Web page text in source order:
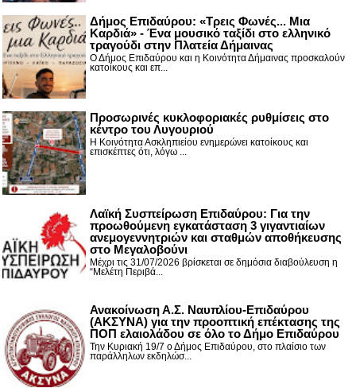
Δήμος Επιδαύρου: «Τρεις Φωνές... Μια
Καρδιά» - Ένα μουσικό ταξίδι στο ελληνικό
τραγούδι στην Πλατεία Δήμαινας
Ο Δήμος Επιδαύρου και η Κοινότητα Δήμαινας προσκαλούν
κατοίκους και επ...
Προσωρινές κυκλοφοριακές ρυθμίσεις στο
κέντρο του Λυγουριού
Η Κοινότητα Ασκληπιείου ενημερώνει κατοίκους και
επισκέπτες ότι, λόγω ...
Λαϊκή Συσπείρωση Επιδαύρου: Για την
προωθούμενη εγκατάσταση 3 γιγαντιαίων
ανεμογεννητριών και σταθμών αποθήκευσης
στο Μεγαλοβούνι
Μέχρι τις 31/07/2026 βρίσκεται σε δημόσια διαβούλευση η
“Μελέτη Περιβά...
Ανακοίνωση Α.Σ. Ναυπλίου-Επιδαύρου
(ΑΚΣΥΝΑ) για την προοπτική επέκτασης της
ΠΟΠ ελαιολάδου σε όλο το Δήμο Επιδαύρου
Την Κυριακή 19/7 ο Δήμος Επιδαύρου, στο πλαίσιο των
παράλληλων εκδηλώσ...